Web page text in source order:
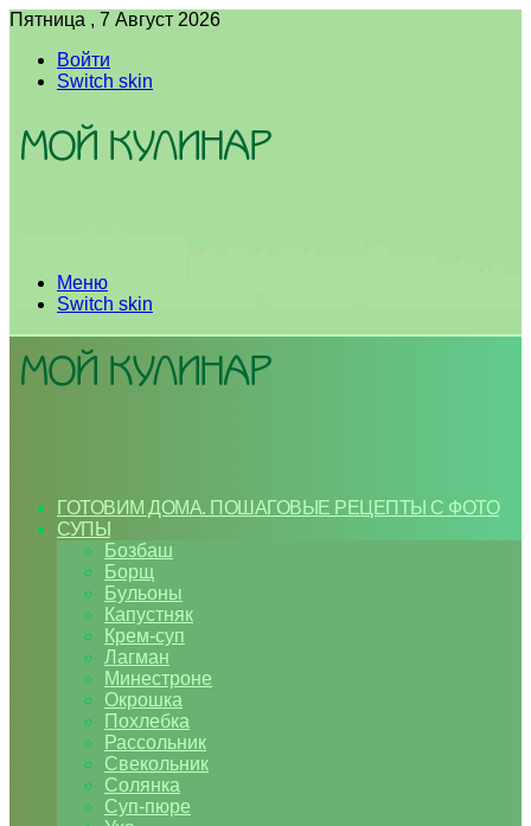
Пятница , 7 Август 2026
Войти
Switch skin
Меню
Switch skin
ГОТОВИМ ДОМА. ПОШАГОВЫЕ РЕЦЕПТЫ С ФОТО
СУПЫ
Бозбаш
Борщ
Бульоны
Капустняк
Крем-суп
Лагман
Минестроне
Окрошка
Похлебка
Рассольник
Свекольник
Солянка
Суп-пюре